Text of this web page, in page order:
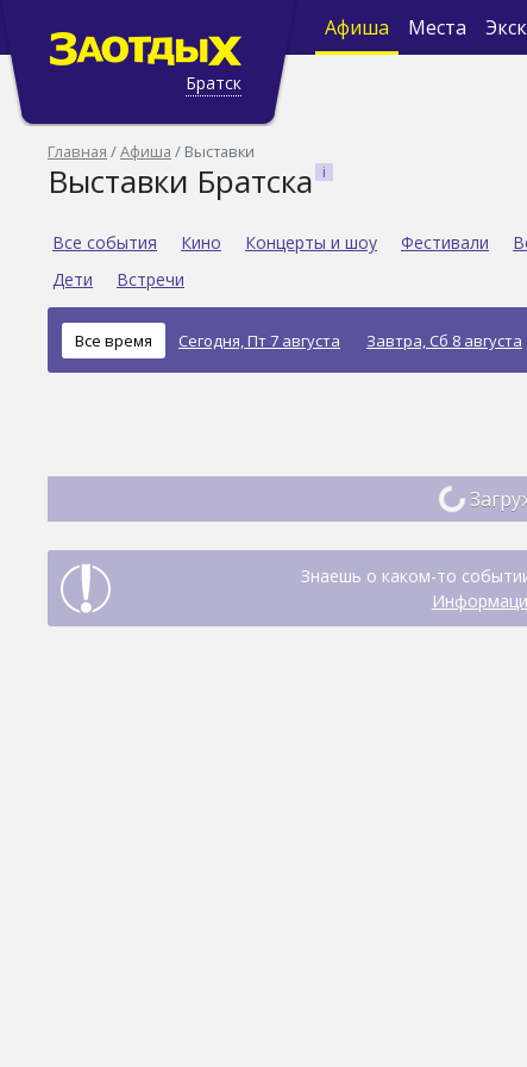
Братск
Афиша Места
Главная Афиша Выставки
Выставки Братска
Все события Кино Концерты и шоу Фестивали
Дети
Встречи
Все время Сегодня, Пт 7 августа Завтра, Сб 8 августа
Знаешь о каком-то